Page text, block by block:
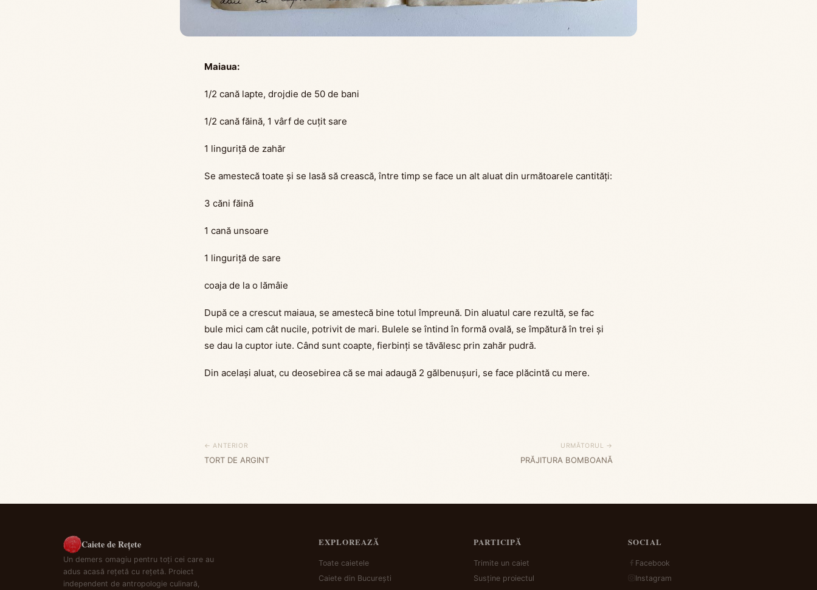
Maiaua:
1/2 cană lapte, drojdie de 50 de bani
1/2 cană făină, 1 vârf de cuțit sare
1 linguriță de zahăr
Se amestecă toate și se lasă să crească, între timp se face un alt aluat din următoarele cantități:
3 căni făină
1 cană unsoare
1 linguriță de sare
coaja de la o lămâie
După ce a crescut maiaua, se amestecă bine totul împreună. Din aluatul care rezultă, se fac
bule mici cam cât nucile, potrivit de mari. Bulele se întind în formă ovală, se împătură în trei și
se dau la cuptor iute. Când sunt coapte, fierbinți se tăvălesc prin zahăr pudră.
Din același aluat, cu deosebirea că se mai adaugă 2 gălbenușuri, se face plăcintă cu mere.
← ANTERIOR
TORT DE ARGINT
URMĂTORUL →
PRĂJITURA BOMBOANĂ
Caiete de Rețete
Un demers omagiu pentru toți cei care au
adus acasă rețetă cu rețetă. Proiect
independent de antropologie culinară,
EXPLOREAZĂ
Toate caietele
Caiete din București
PARTICIPĂ
Trimite un caiet
Susține proiectul
SOCIAL
Facebook
Instagram